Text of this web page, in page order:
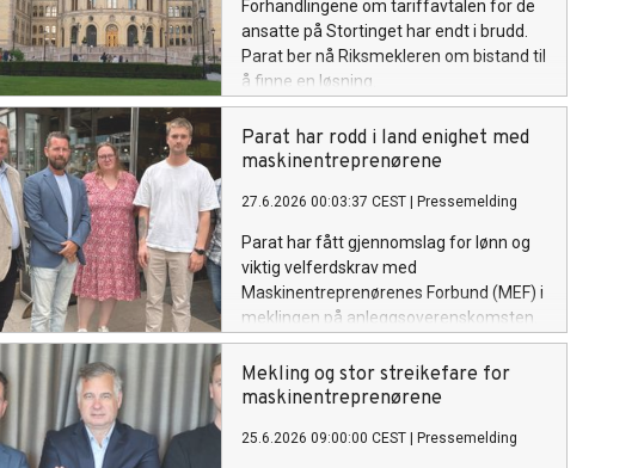
Forhandlingene om tariffavtalen for de
ansatte på Stortinget har endt i brudd.
Parat ber nå Riksmekleren om bistand til
å finne en løsning.
Parat har rodd i land enighet med
maskinentreprenørene
27.6.2026 00:03:37 CEST Pressemelding
Parat har fått gjennomslag for lønn og
viktig velferdskrav med
Maskinentreprenørenes Forbund (MEF) i
meklingen på anleggsoverenskomsten.
Den varslede streiken i anleggssektoren
er dermed avverget.
Mekling og stor streikefare for
maskinentreprenørene
25.6.2026 09:00:00 CEST Pressemelding